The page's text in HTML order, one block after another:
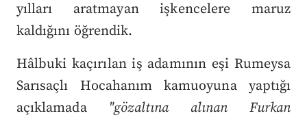
yılları aratmayan işkencelere maruz
kaldığını öğrendik.
Hâlbuki kaçırılan iş adamının eşi Rumeysa
Sarısaçlı Hocahanım kamuoyuna yaptığı
açıklamada
"gözaltına alınan Furkan